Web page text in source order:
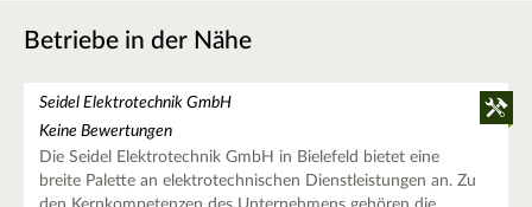
Betriebe in der Nähe
Seidel Elektrotechnik GmbH
Keine Bewertungen
Die Seidel Elektrotechnik GmbH in Bielefeld bietet eine
breite Palette an elektrotechnischen Dienstleistungen an. Zu